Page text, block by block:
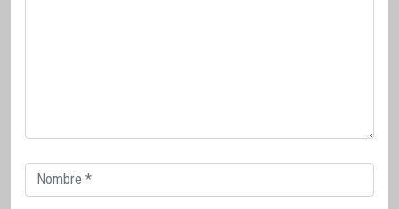
Correo
electrónico